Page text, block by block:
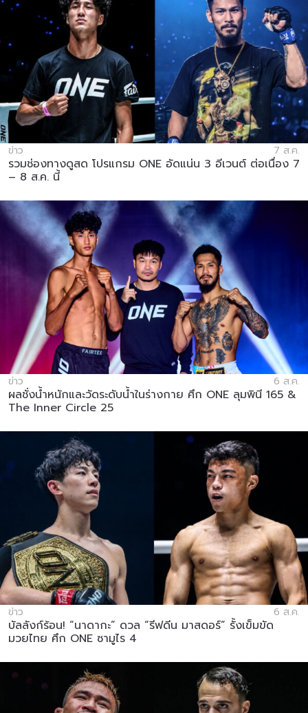
ข่าว 7 ส.ค.
รวมช่องทางดูสด โปรแกรม ONE อัดแน่น 3 อีเวนต์ ต่อเนื่อง 7
– 8 ส.ค. นี้
ข่าว 6 ส.ค.
ผลชั่งน้ำหนักและวัดระดับน้ำในร่างกาย ศึก ONE ลุมพินี 165 &
The Inner Circle 25
ข่าว 6 ส.ค.
บัลลังก์ร้อน! “นาดากะ” ดวล “รีฟดีน มาสดอร์” รั้งเข็มขัด
มวยไทย ศึก ONE ซามูไร 4